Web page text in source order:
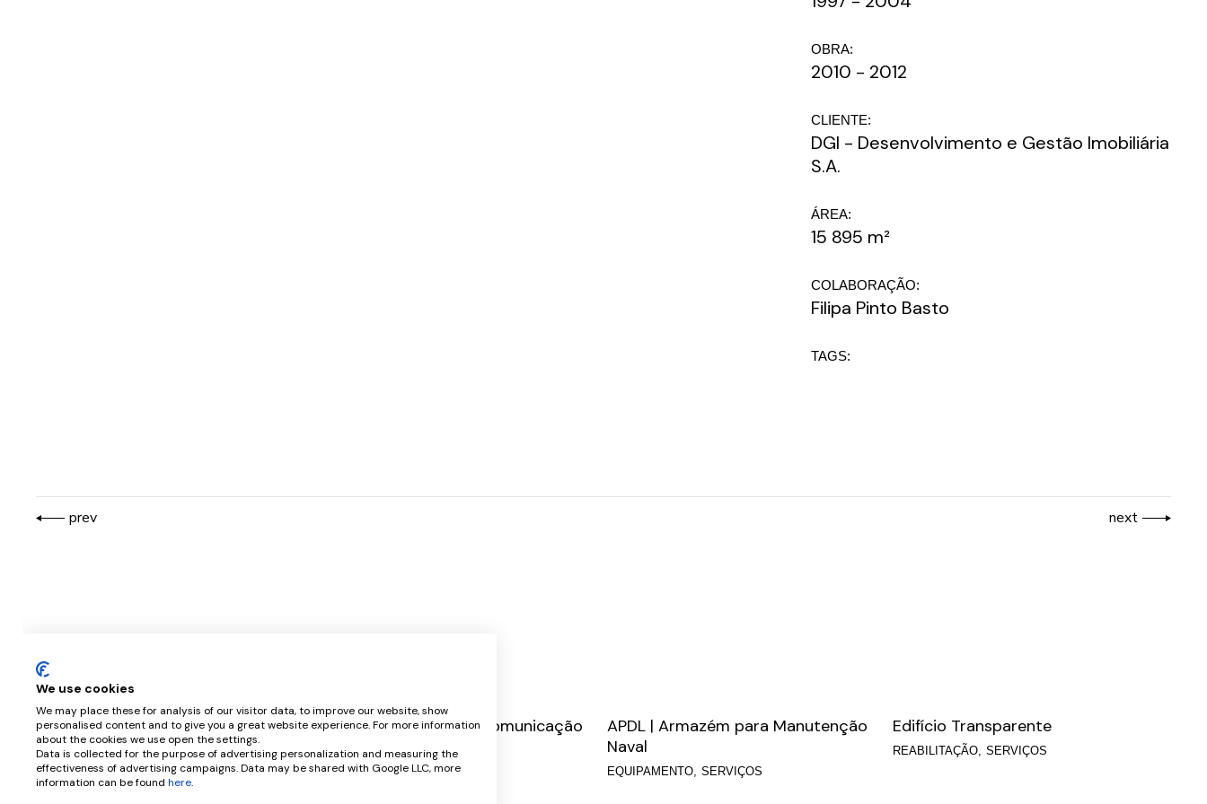
OBRA:
2010 - 2012
CLIENTE:
DGI - Desenvolvimento e Gestão Imobiliária
S.A.
ÁREA:
15 895 m²
COLABORAÇÃO:
Filipa Pinto Basto
TAGS:
prev next
Apartamento Santos Pousada
HABITAÇÃO REABILITAÇÃO
EXPO’98 | Centro de Comunicação
Social e Restaurante
SERVIÇOS
APDL | Armazém para Manutenção
Naval
EQUIPAMENTO SERVIÇOS
Edifício Transparente
REABILITAÇÃO SERVIÇOS
We use cookies
We may place these for analysis of our visitor data, to improve our website, show
personalised content and to give you a great website experience. For more information
about the cookies we use open the settings.
Data is collected for the purpose of advertising personalization and measuring the
effectiveness of advertising campaigns. Data may be shared with Google LLC, more
information can be found here.